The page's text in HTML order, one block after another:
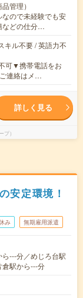
管理）
ので未経験でも安
などの仕分…
キル不要 / 英語力不
可▼携帯電話をお
連絡はメ…
詳しく見る
）
安定環境！
み 無期雇用派遣
---分／めじろ台駅
駅から---分